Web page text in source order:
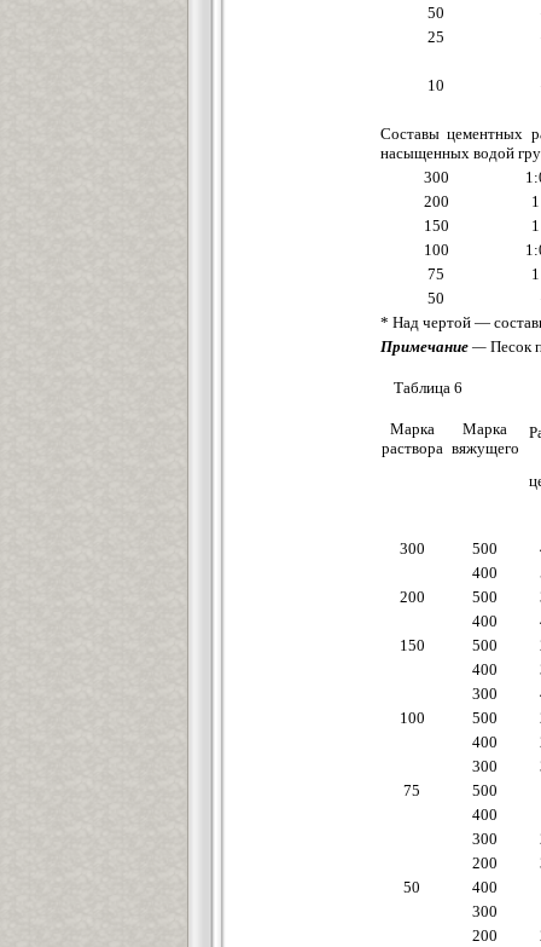
50
25
10
Составы цементных
насыщенных водой
300
200
150
100
75
50
* Над чертой —
Примечание — Песок
Таблица 6
Марка
раствора
Марка
вяжущего
300 500
400
200
500
400
150
500
400
300
100
500
400
300
75
500
400
300
200
50
400
300
200